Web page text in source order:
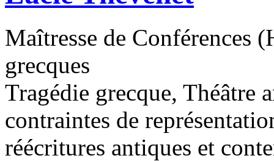
Maîtresse de Conférences
grecques
Tragédie grecque, Théâtre
contraintes de
réécritures antiques et